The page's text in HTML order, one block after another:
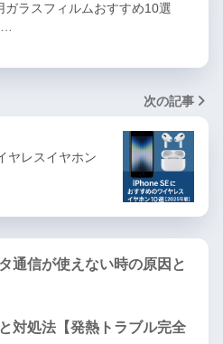
ガラスフィルムおすすめ10選
…
次の記事
ヤレスイヤホン
通信が使えない時の原因と
対処法【発熱トラブル完全